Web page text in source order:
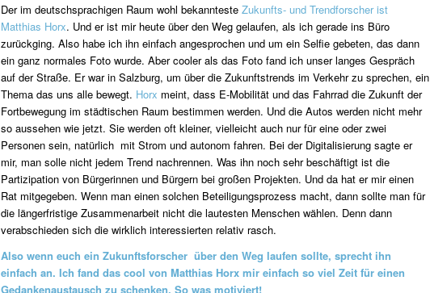
Der im deutschsprachigen Raum wohl bekannteste Zukunfts- und Trendforscher ist
Matthias Horx. Und er ist mir heute über den Weg gelaufen, als ich gerade ins Büro
zurückging. Also habe ich ihn einfach angesprochen und um ein Selfie gebeten, das dann
ein ganz normales Foto wurde. Aber cooler als das Foto fand ich unser langes Gespräch
auf der Straße. Er war in Salzburg, um über die Zukunftstrends im Verkehr zu sprechen, ein
Thema das uns alle bewegt. Horx meint, dass E-Mobilität und das Fahrrad die Zukunft der
Fortbewegung im städtischen Raum bestimmen werden. Und die Autos werden nicht mehr
so aussehen wie jetzt. Sie werden oft kleiner, vielleicht auch nur für eine oder zwei
Personen sein, natürlich mit Strom und autonom fahren. Bei der Digitalisierung sagte er
mir, man solle nicht jedem Trend nachrennen. Was ihn noch sehr beschäftigt ist die
Partizipation von Bürgerinnen und Bürgern bei großen Projekten. Und da hat er mir einen
Rat mitgegeben. Wenn man einen solchen Beteiligungsprozess macht, dann sollte man für
die längerfristige Zusammenarbeit nicht die lautesten Menschen wählen. Denn dann
verabschieden sich die wirklich interessierten relativ rasch.
Also wenn euch ein Zukunftsforscher über den Weg laufen sollte, sprecht ihn
einfach an. Ich fand das cool von Matthias Horx mir einfach so viel Zeit für einen
Gedankenaustausch zu schenken. So was motiviert!